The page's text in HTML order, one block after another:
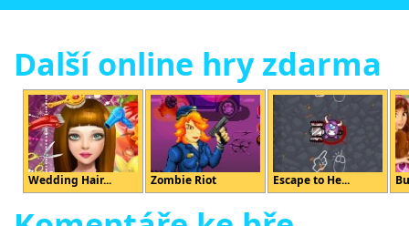
Další online hry zdarma
Wedding Hair... Zombie Riot Escape to He...